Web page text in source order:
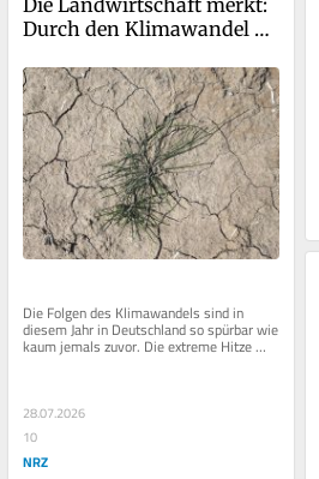
Durch den Klimawandel
dramatisch
Die Folgen des Klimawandels sind in
diesem Jahr in Deutschland so spürbar wie
kaum jemals zuvor. Die extreme Hitze
Ende Juni und die lang anhaltende...
28.07.2026
10
NRZ